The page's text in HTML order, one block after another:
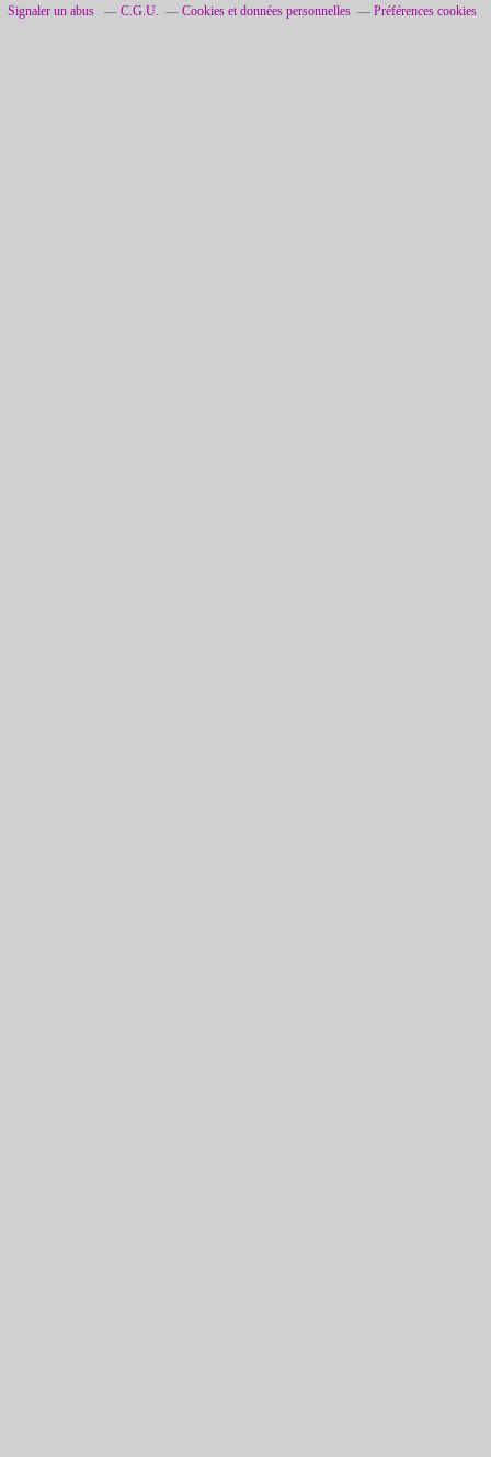
Signaler un abus C.G.U. Cookies et données personnelles Préférences cookies